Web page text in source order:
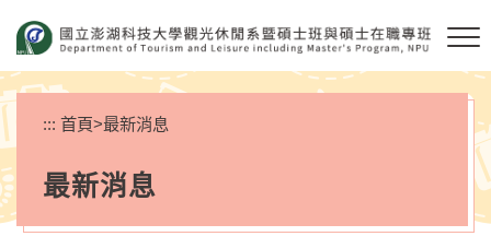
要
內
容
區
塊
::: 首頁>最新消息
最新消息